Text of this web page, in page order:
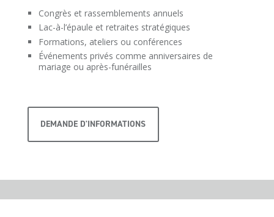
Congrès et rassemblements annuels
Lac-à-l’épaule et retraites stratégiques
Formations, ateliers ou conférences
Événements privés comme anniversaires de
mariage ou après-funérailles
DEMANDE D'INFORMATIONS